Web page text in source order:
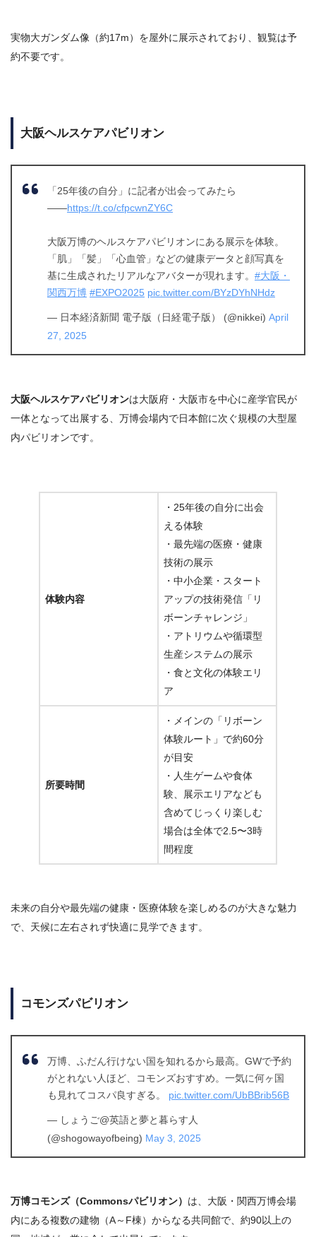
実物大ガンダム像（約17m）を屋外に展示されており、観覧は予
約不要です。
大阪ヘルスケアパビリオン
「25年後の自分」に記者が出会ってみたら
――https://t.co/cfpcwnZY6C
大阪万博のヘルスケアパビリオンにある展示を体験。
「肌」「髪」「心血管」などの健康データと顔写真を
基に生成されたリアルなアバターが現れます。 #大阪・
関西万博 #EXPO2025 pic.twitter.com/BYzDYhNHdz
— 日本経済新聞 電子版（日経電子版） (@nikkei) April
27, 2025
大阪ヘルスケアパビリオンは大阪府・大阪市を中心に産学官民が
一体となって出展する、万博会場内で日本館に次ぐ規模の大型屋
内パビリオンです。
体験内容
・25年後の自分に出会
える体験
・最先端の医療・健康
技術の展示
・中小企業・スタート
アップの技術発信「リ
ボーンチャレンジ」
・アトリウムや循環型
生産システムの展示
・食と文化の体験エリ
ア
所要時間
・メインの「リボーン
体験ルート」で約60分
が目安
・人生ゲームや食体
験、展示エリアなども
含めてじっくり楽しむ
場合は全体で2.5〜3時
間程度
未来の自分や最先端の健康・医療体験を楽しめるのが大きな魅力
で、天候に左右されず快適に見学できます。
コモンズパビリオン
万博、ふだん行けない国を知れるから最高。GWで予約
がとれない人ほど、コモンズおすすめ。一気に何ヶ国
も見れてコスパ良すぎる。 pic.twitter.com/UbBBrib56B
— しょうご@英語と夢と暮らす人
(@shogowayofbeing) May 3, 2025
万博コモンズ（Commonsパビリオン） は、大阪・関西万博会場
内にある複数の建物（A～F棟）からなる共同館で、約90以上の